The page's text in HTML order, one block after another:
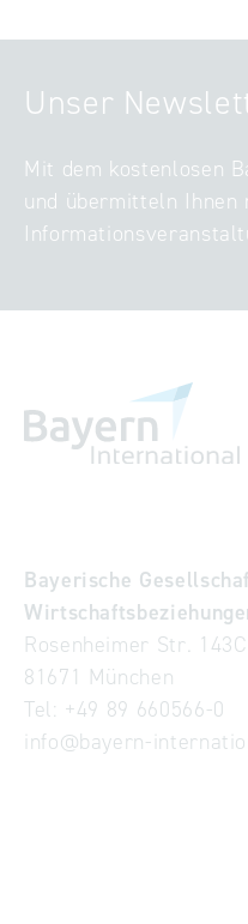
Unser
Mit dem kostenlosen
und übermitteln Ihnen
Bayerische
Rosenheimer Str. 143C
81671 München
Tel: +49 89 660566-0
info@bayern-